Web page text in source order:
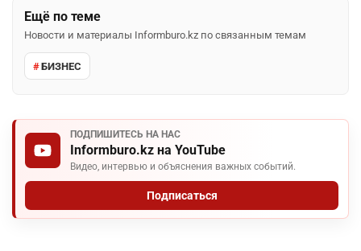
Ещё по теме
Новости и материалы Informburo.kz по связанным темам
БИЗНЕС
ПОДПИШИТЕСЬ НА НАС
Informburo.kz на YouTube
Видео, интервью и объяснения важных событий.
Подписаться